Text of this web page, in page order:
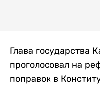
Глава государства
проголосовал на
поправок в